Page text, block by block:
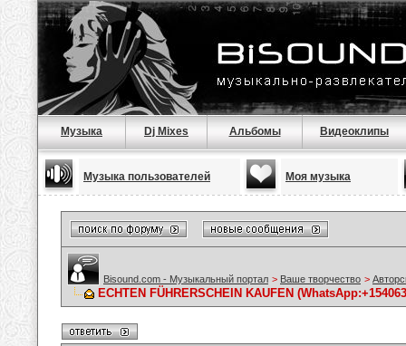
Музыка Dj Mixes Альбомы Видеоклипы
Музыка пользователей Моя музыка
Bisound.com - Музыкальный портал > Ваше творчество >
ECHTEN FÜHRERSCHEIN KAUFEN